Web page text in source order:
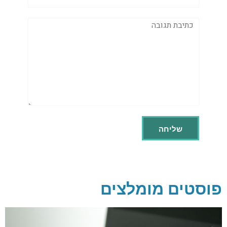
תגובה
פוסטים מומלצים